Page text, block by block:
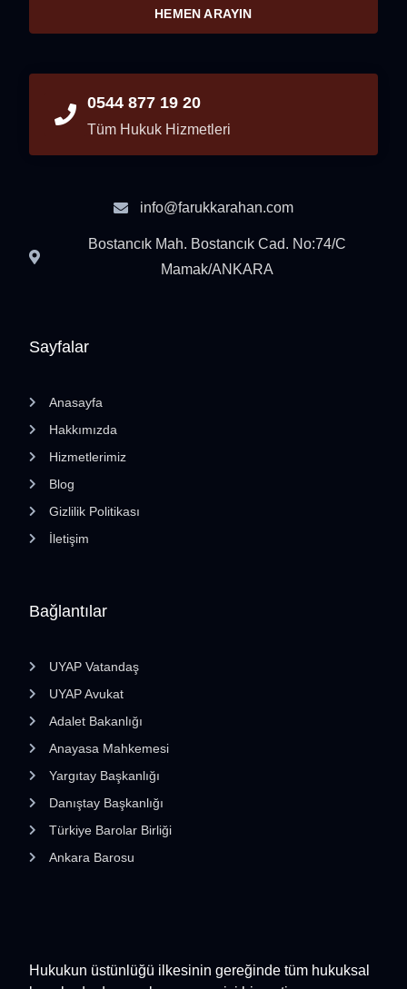
Hukukun üstünlüğü ilkesinin gereğinde tüm hukuksal
Bağlantılar
UYAP Vatandaş
UYAP Avukat
Adalet Bakanlığı
Anayasa Mahkemesi
Yargıtay Başkanlığı
Danıştay Başkanlığı
Türkiye Barolar Birliği
Ankara Barosu
Sayfalar
Anasayfa
Hakkımızda
Hizmetlerimiz
Blog
Gizlilik Politikası
İletişim
HEMEN ARAYIN
0544 877 19 20
Tüm Hukuk Hizmetleri
info@farukkarahan.com
Bostancık Mah. Bostancık Cad. No:74/C
Mamak/ANKARA